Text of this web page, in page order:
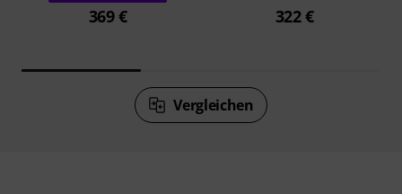
369 € 322 €
Vergleichen